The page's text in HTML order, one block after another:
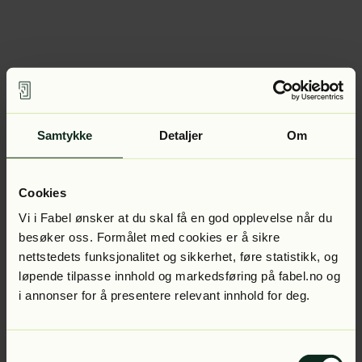
Samtykke Detaljer Om
Cookies
Vi i Fabel ønsker at du skal få en god opplevelse når du
besøker oss. Formålet med cookies er å sikre
nettstedets funksjonalitet og sikkerhet, føre statistikk, og
løpende tilpasse innhold og markedsføring på fabel.no og
i annonser for å presentere relevant innhold for deg.